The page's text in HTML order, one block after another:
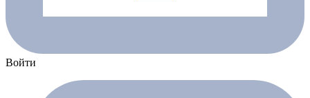
Войти